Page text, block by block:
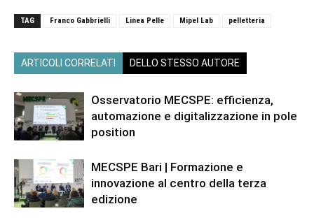
TAG Franco Gabbrielli Linea Pelle Mipel Lab pelletteria
ARTICOLI CORRELATI DELLO STESSO AUTORE
Osservatorio MECSPE: efficienza,
automazione e digitalizzazione in pole
position
MECSPE Bari | Formazione e
innovazione al centro della terza
edizione